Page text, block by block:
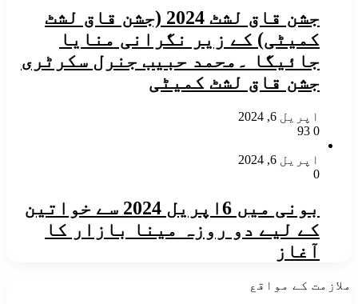
جشن قاق لشٹ 2024 (جشن قاق لشٹ
کمیٹی) کے زیر نگرانی منایا
جائیگا ۔محمد حبیب جنرل سکرٹری
جشن قاق لشٹ کمیٹی
اپریل 6, 2024
0
اپریل 6, 2024
0
بونی میں 6اپریل 2024 سے خواتین
کے لیے دو روزہ مینا بازار کا
آغاز
ملازمت کے مواقع